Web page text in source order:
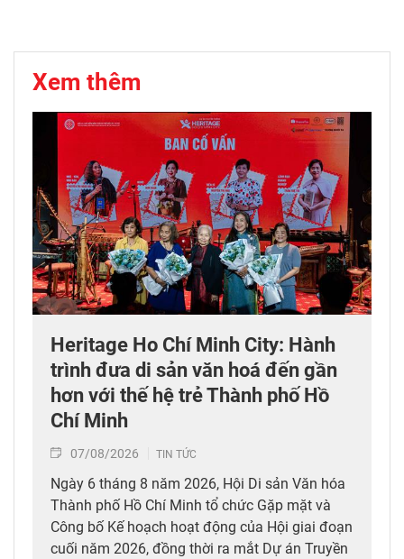
Xem thêm
Heritage Ho Chí Minh City: Hành
trình đưa di sản văn hoá đến gần
hơn với thế hệ trẻ Thành phố Hồ
Chí Minh
07/08/2026 TIN TỨC
Ngày 6 tháng 8 năm 2026, Hội Di sản Văn hóa
Thành phố Hồ Chí Minh tổ chức Gặp mặt và
Công bố Kế hoạch hoạt động của Hội giai đoạn
cuối năm 2026, đồng thời ra mắt Dự án Truyền